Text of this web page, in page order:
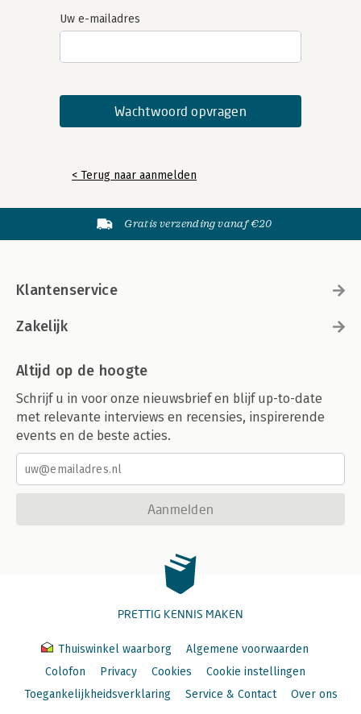
Uw e-mailadres
< Terug naar aanmelden
Gratis verzending vanaf €20
Klantenservice
Zakelijk
Altijd op de hoogte
Schrijf u in voor onze nieuwsbrief en blijf up-to-date
met relevante interviews en recensies, inspirerende
events en de beste acties.
Aanmelden
PRETTIG KENNIS MAKEN
Thuiswinkel waarborg
Algemene voorwaarden
Colofon
Privacy Cookies
Cookie instellingen
Toegankelijkheidsverklaring
Service & Contact Over ons